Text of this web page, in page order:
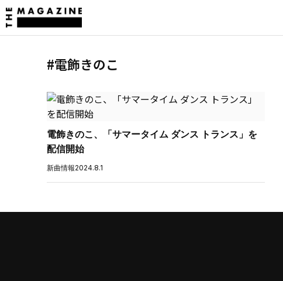
#電飾きのこ
電飾きのこ、「サマータイム ダンス トランス」を
配信開始
新曲情報2024.8.1